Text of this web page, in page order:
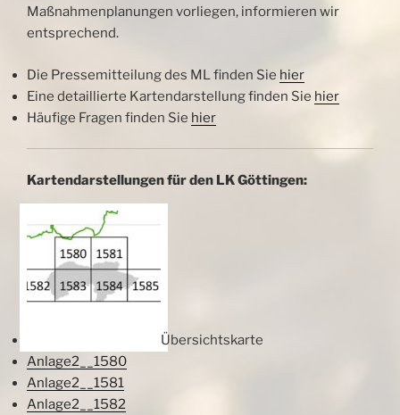
Maßnahmenplanungen vorliegen, informieren wir
entsprechend.
Die Pressemitteilung des ML finden Sie hier
Eine detaillierte Kartendarstellung finden Sie hier
Häufige Fragen finden Sie hier
Kartendarstellungen für den LK Göttingen:
Übersichtskarte
Anlage2__1580
Anlage2__1581
Anlage2__1582